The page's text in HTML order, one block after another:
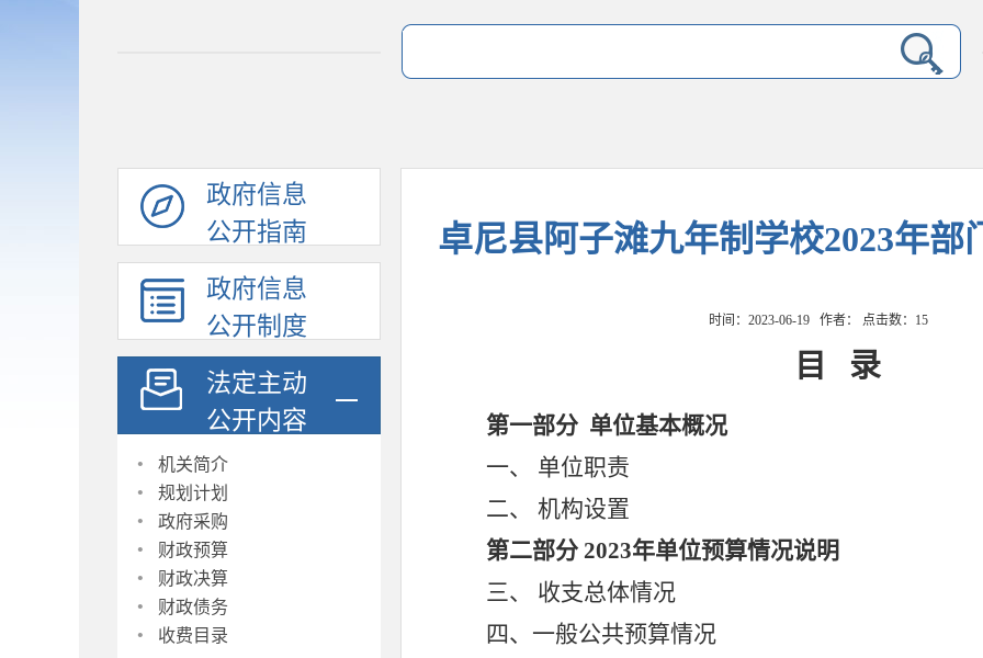
政府信息
公开指南
政府信息
公开制度
法定主动
公开内容
· 机关简介
· 规划计划
· 政府采购
· 财政预算
· 财政决算
· 财政债务
· 收费目录
卓尼县阿子滩九年制学校2023年部
时间：2023-06-19 作者： 点击数： 15
目 录
第一部分 单位基本概况
一、
单位职责
二、
机构设置
第二部分 2023年单位预算情况说明
三、
收支总体情况
四、一般公共预算情况